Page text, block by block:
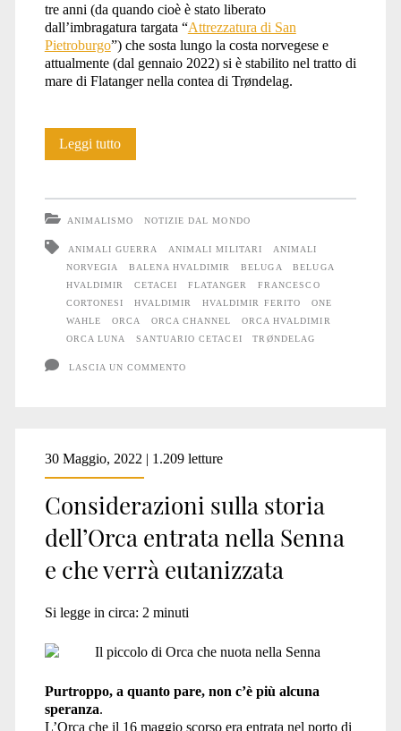
tre anni (da quando cioè è stato liberato
dall’imbragatura targata “Attrezzatura di San
Pietroburgo”) che sosta lungo la costa norvegese e
attualmente (dal gennaio 2022) si è stabilito nel tratto di
mare di Flatanger nella contea di Trøndelag.
Leggi tuttoLa
Hvaldimir
ANIMALISMO NOTIZIE DAL MONDO
ANIMALI GUERRA ANIMALI MILITARI
ANIMALI
NORVEGIA
BALENA HVALDIMIR BELUGA
BELUGA
HVALDIMIR
CETACEI FLATANGER
FRANCESCO
CORTONESI
HVALDIMIR HVALDIMIR FERITO
ONE
WAHLE
ORCA ORCA CHANNEL
ORCA HVALDIMIR
ORCA LUNA
SANTUARIO CETACEI TRØNDELAG
LASCIA UN COMMENTO
30 Maggio, 2022 | 1.209 letture
Considerazioni sulla storia
dell’Orca entrata nella Senna
e che verrà eutanizzata
Si legge in circa: 2 minuti
Purtroppo, a quanto pare, non c’è più alcuna
speranza.
L’Orca che il 16 maggio scorso era entrata nel porto di